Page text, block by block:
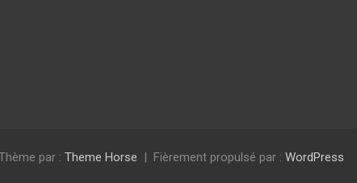
par : Theme Horse Fièrement propulsé par : WordPress